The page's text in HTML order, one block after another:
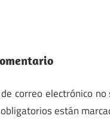
correo electrónico
están